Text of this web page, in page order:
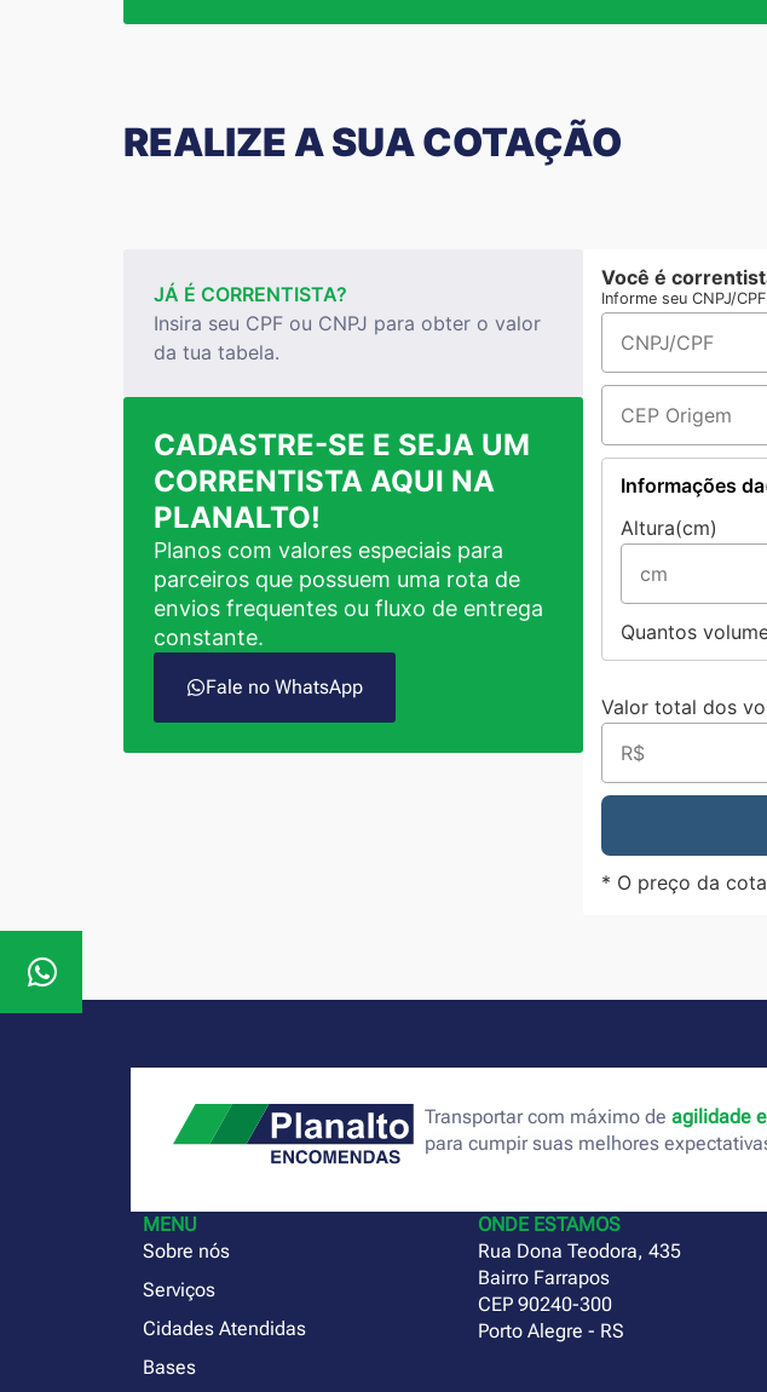
REALIZE A SUA COTAÇÃO
JÁ É CORRENTISTA?
Insira seu CPF ou CNPJ para obter o valor
da tua tabela.
CADASTRE-SE E SEJA UM
CORRENTISTA AQUI NA
PLANALTO!
Planos com valores especiais para
parceiros que possuem uma rota de
envios frequentes ou fluxo de entrega
constante.
Fale no WhatsApp
Você é
Informe seu CNPJ/
Informações
Altura(cm)
Quantos
Valor total dos
* O preço da
Transportar com máximo deagilidade
para cumpir suas melhores
MENU
Sobre nós
Serviços
Cidades Atendidas
Bases
ONDE ESTAMOS
Rua Dona Teodora, 435
Bairro Farrapos
CEP 90240-300
Porto Alegre - RS